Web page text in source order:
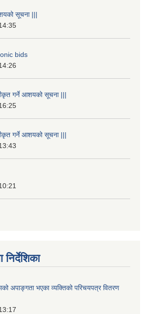
सूचना |||
bids
गर्ने आशयको सूचना |||
गर्ने आशयको सूचना |||
अपाङ्गता भएका व्यक्तिको परिचयपत्र वितरण